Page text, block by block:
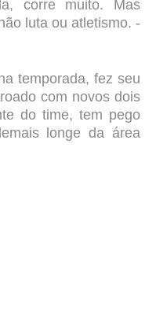
corre muito. Mas
luta ou atletismo. -
temporada, fez seu
com novos dois
do time, tem pego
longe da área